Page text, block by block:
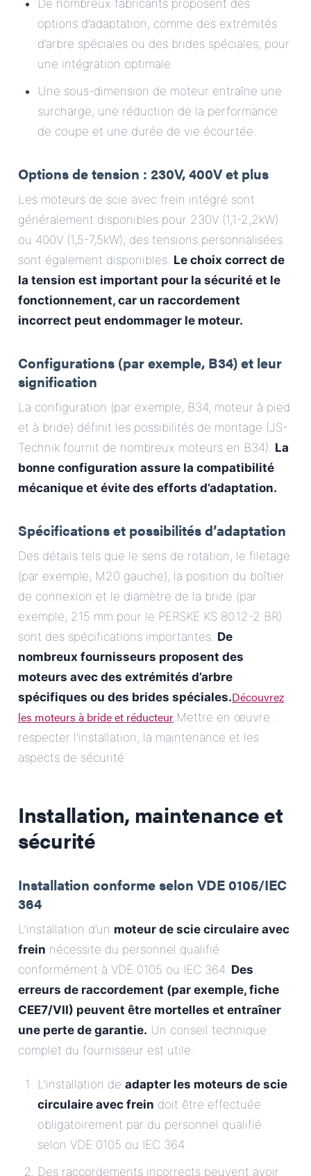
De nombreux fabricants proposent des
options d’adaptation, comme des extrémités
d’arbre spéciales ou des brides spéciales, pour
une intégration optimale.
Une sous-dimension de moteur entraîne une
surcharge, une réduction de la performance
de coupe et une durée de vie écourtée.
Options de tension : 230V, 400V et plus
Les moteurs de scie avec frein intégré sont
généralement disponibles pour 230V (1,1-2,2kW)
ou 400V (1,5-7,5kW); des tensions personnalisées
sont également disponibles. Le choix correct de
la tension est important pour la sécurité et le
fonctionnement, car un raccordement
incorrect peut endommager le moteur.
Configurations (par exemple, B34) et leur
signification
La configuration (par exemple, B34, moteur à pied
et à bride) définit les possibilités de montage (JS-
Technik fournit de nombreux moteurs en B34). La
bonne configuration assure la compatibilité
mécanique et évite des efforts d’adaptation.
Spécifications et possibilités d’adaptation
Des détails tels que le sens de rotation, le filetage
(par exemple, M20 gauche), la position du boîtier
de connexion et le diamètre de la bride (par
exemple, 215 mm pour le PERSKE KS 80.12-2 BR)
sont des spécifications importantes. De
nombreux fournisseurs proposent des
moteurs avec des extrémités d’arbre
spécifiques ou des brides spéciales.Découvrez
les moteurs à bride et réducteur.Mettre en œuvre :
respecter l’installation, la maintenance et les
aspects de sécurité
Installation, maintenance et
sécurité
Installation conforme selon VDE 0105/IEC
364
L’installation d’un moteur de scie circulaire avec
frein nécessite du personnel qualifié
conformément à VDE 0105 ou IEC 364. Des
erreurs de raccordement (par exemple, fiche
CEE7/VII) peuvent être mortelles et entraîner
une perte de garantie. Un conseil technique
complet du fournisseur est utile.
L’installation de adapter les moteurs de scie
circulaire avec frein doit être effectuée
obligatoirement par du personnel qualifié
selon VDE 0105 ou IEC 364.
Des raccordements incorrects peuvent avoir